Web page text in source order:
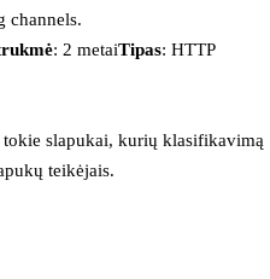
channels.
: 2 metaiTipas: HTTP
slapukai, kurių klasifikavimą
teikėjais.